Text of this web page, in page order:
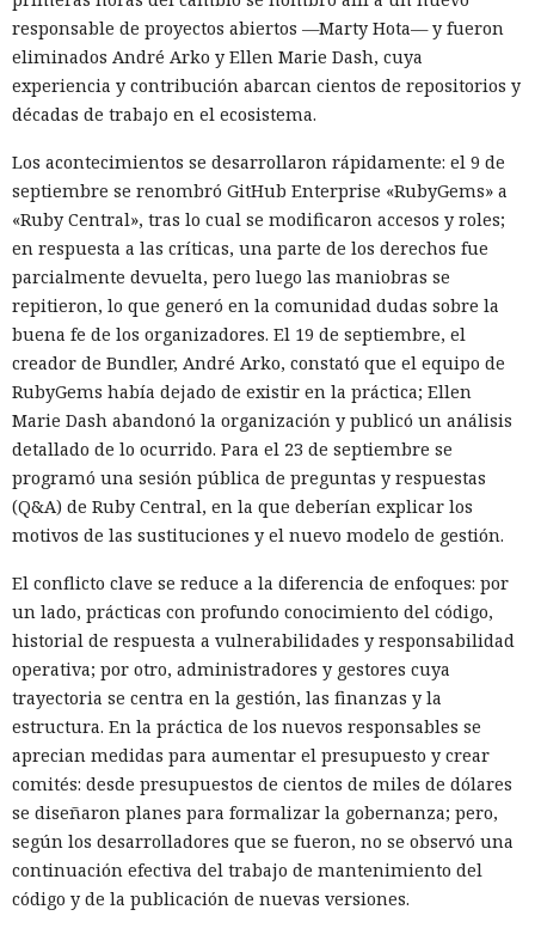
responsable de proyectos abiertos —Marty Hota— y fueron
eliminados André Arko y Ellen Marie Dash, cuya
experiencia y contribución abarcan cientos de repositorios y
décadas de trabajo en el ecosistema.
Los acontecimientos se desarrollaron rápidamente: el 9 de
septiembre se renombró GitHub Enterprise «RubyGems» a
«Ruby Central», tras lo cual se modificaron accesos y roles;
en respuesta a las críticas, una parte de los derechos fue
parcialmente devuelta, pero luego las maniobras se
repitieron, lo que generó en la comunidad dudas sobre la
buena fe de los organizadores. El 19 de septiembre, el
creador de Bundler, André Arko, constató que el equipo de
RubyGems había dejado de existir en la práctica; Ellen
Marie Dash abandonó la organización y publicó un análisis
detallado de lo ocurrido. Para el 23 de septiembre se
programó una sesión pública de preguntas y respuestas
(Q&A) de Ruby Central, en la que deberían explicar los
motivos de las sustituciones y el nuevo modelo de gestión.
El conflicto clave se reduce a la diferencia de enfoques: por
un lado, prácticas con profundo conocimiento del código,
historial de respuesta a vulnerabilidades y responsabilidad
operativa; por otro, administradores y gestores cuya
trayectoria se centra en la gestión, las finanzas y la
estructura. En la práctica de los nuevos responsables se
aprecian medidas para aumentar el presupuesto y crear
comités: desde presupuestos de cientos de miles de dólares
se diseñaron planes para formalizar la gobernanza; pero,
según los desarrolladores que se fueron, no se observó una
continuación efectiva del trabajo de mantenimiento del
código y de la publicación de nuevas versiones.